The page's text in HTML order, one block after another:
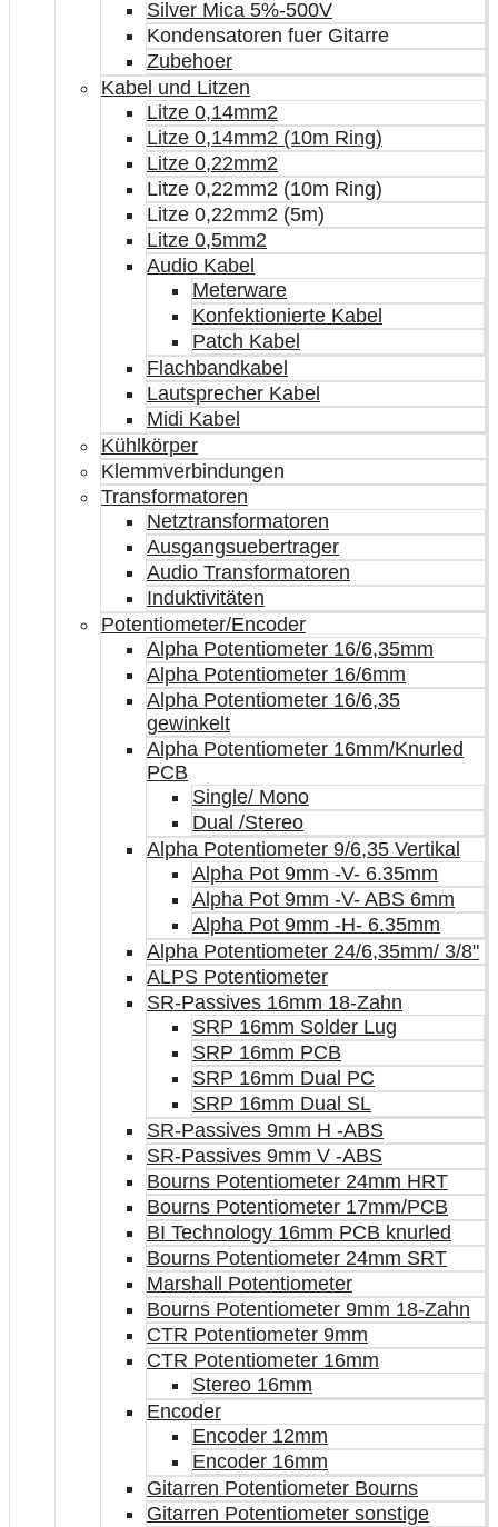
Silver Mica 5%-500V
Kondensatoren fuer Gitarre
Zubehoer
Kabel und Litzen
Litze 0,14mm2
Litze 0,14mm2 (10m Ring)
Litze 0,22mm2
Litze 0,22mm2 (10m Ring)
Litze 0,22mm2 (5m)
Litze 0,5mm2
Audio Kabel
Meterware
Konfektionierte Kabel
Patch Kabel
Flachbandkabel
Lautsprecher Kabel
Midi Kabel
Kühlkörper
Klemmverbindungen
Transformatoren
Netztransformatoren
Ausgangsuebertrager
Audio Transformatoren
Induktivitäten
Potentiometer/Encoder
Alpha Potentiometer 16/6,35mm
Alpha Potentiometer 16/6mm
Alpha Potentiometer 16/6,35
gewinkelt
Alpha Potentiometer 16mm/Knurled
PCB
Single/ Mono
Dual /Stereo
Alpha Potentiometer 9/6,35 Vertikal
Alpha Pot 9mm -V- 6.35mm
Alpha Pot 9mm -V- ABS 6mm
Alpha Pot 9mm -H- 6.35mm
Alpha Potentiometer 24/6,35mm/ 3/8"
ALPS Potentiometer
SR-Passives 16mm 18-Zahn
SRP 16mm Solder Lug
SRP 16mm PCB
SRP 16mm Dual PC
SRP 16mm Dual SL
SR-Passives 9mm H -ABS
SR-Passives 9mm V -ABS
Bourns Potentiometer 24mm HRT
Bourns Potentiometer 17mm/PCB
BI Technology 16mm PCB knurled
Bourns Potentiometer 24mm SRT
Marshall Potentiometer
Bourns Potentiometer 9mm 18-Zahn
CTR Potentiometer 9mm
CTR Potentiometer 16mm
Stereo 16mm
Encoder
Encoder 12mm
Encoder 16mm
Gitarren Potentiometer Bourns
Gitarren Potentiometer sonstige